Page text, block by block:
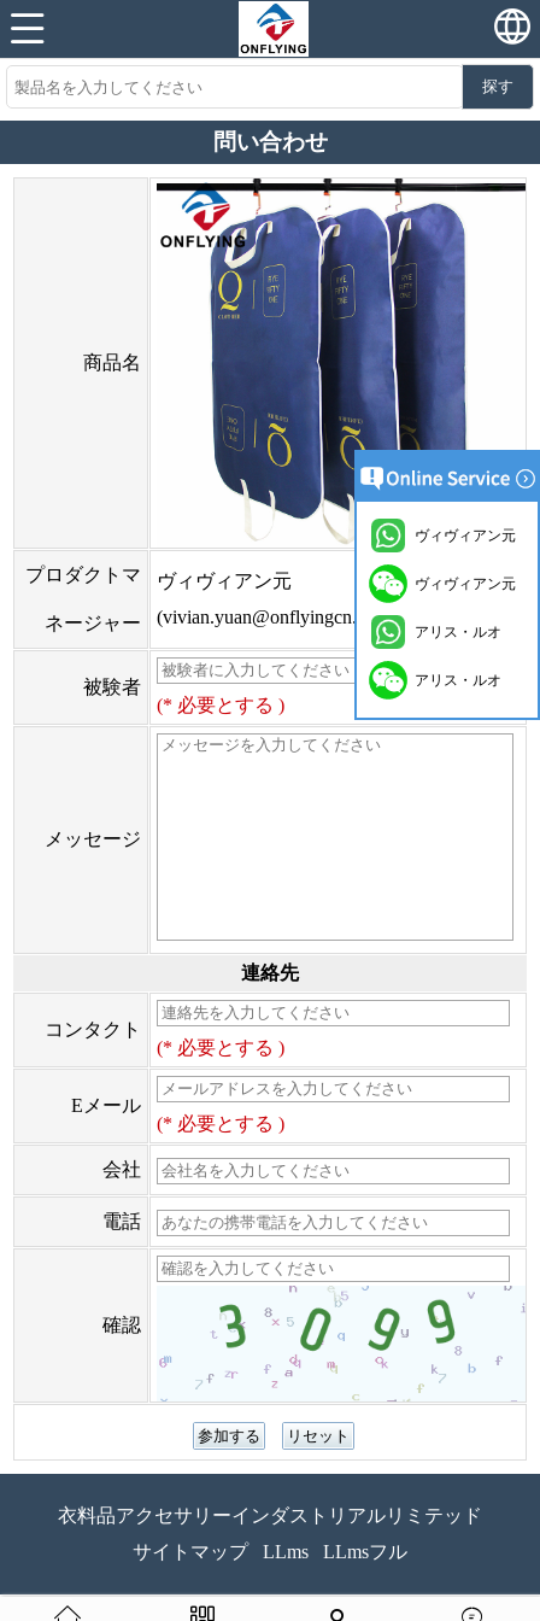
探す
問い合わせ
商品名
プロダクトマ
ネージャー
ヴィヴィアン元
(vivian.yuan@onflyingcn.com)
被験者
(* 必要とする )
メッセージ
連絡先
コンタクト
(* 必要とする )
Eメール
(* 必要とする )
会社
電話
確認
衣料品アクセサリーインダストリアルリミテッド
サイトマップ
LLms LLmsフル
ヴィヴィアン元
ヴィヴィアン元
アリス・ルオ
アリス・ルオ